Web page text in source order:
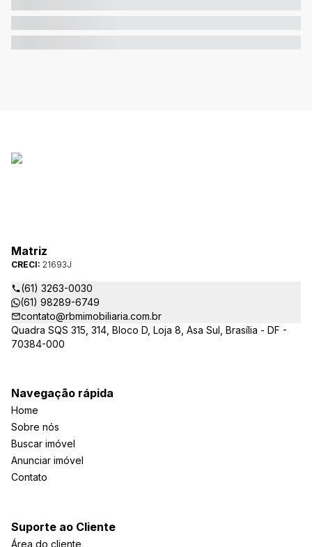
Matriz
CRECI: 21693J
(61) 3263-0030
(61) 98289-6749
contato@rbmimobiliaria.com.br
Quadra SQS 315, 314, Bloco D, Loja 8, Asa Sul, Brasília - DF -
70384-000
Navegação rápida
Home
Sobre nós
Buscar imóvel
Anunciar imóvel
Contato
Suporte ao Cliente
Área do cliente